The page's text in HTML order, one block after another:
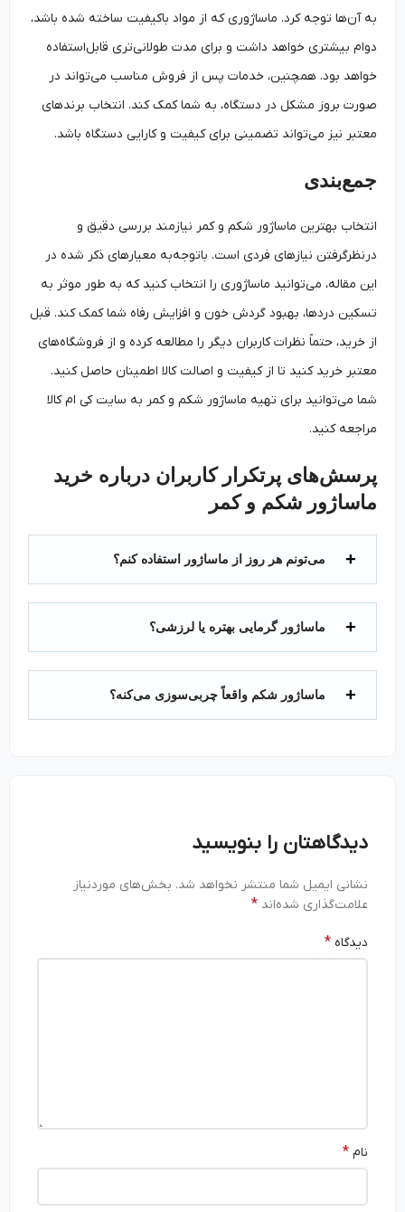
به آن‌ها توجه کرد. ماساژوری که از مواد باکیفیت ساخته شده باشد،
دوام بیشتری خواهد داشت و برای مدت طولانی‌تری قابل‌استفاده
خواهد بود. همچنین، خدمات پس از فروش مناسب می‌تواند در
صورت بروز مشکل در دستگاه، به شما کمک کند. انتخاب برندهای
معتبر نیز می‌تواند تضمینی برای کیفیت و کارایی دستگاه باشد.
جمع‌بندی
انتخاب بهترین ماساژور شکم و کمر نیازمند بررسی دقیق و
درنظرگرفتن نیازهای فردی است. باتوجه‌به معیارهای ذکر شده در
این مقاله، می‌توانید ماساژوری را انتخاب کنید که به طور موثر به
تسکین دردها، بهبود گردش خون و افزایش رفاه شما کمک کند. قبل
از خرید، حتماً نظرات کاربران دیگر را مطالعه کرده و از فروشگاه‌های
معتبر خرید کنید تا از کیفیت و اصالت کالا اطمینان حاصل کنید.
شما می‌توانید برای تهیه ماساژور شکم و کمر به سایت کی ام کالا
مراجعه کنید.
پرسش‌های پرتکرار کاربران درباره خرید
ماساژور شکم و کمر
می‌تونم هر روز از ماساژور استفاده کنم؟
ماساژور گرمایی بهتره یا لرزشی؟
ماساژور شکم واقعاً چربی‌سوزی می‌کنه؟
دیدگاهتان را بنویسید
نشانی ایمیل شما منتشر نخواهد شد. بخش‌های موردنیاز
علامت‌گذاری شده‌اند*
دیدگاه*